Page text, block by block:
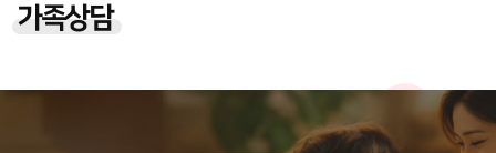
가족상담